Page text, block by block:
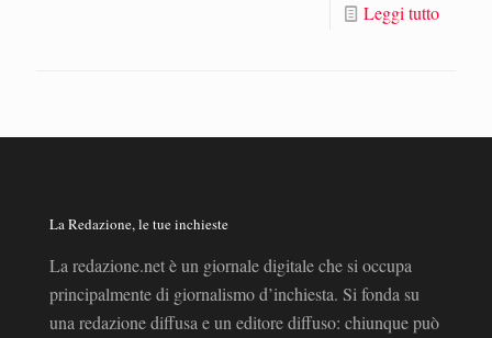
Leggi tutto
La Redazione, le tue inchieste
La redazione.net è un giornale digitale che si occupa
principalmente di giornalismo d’inchiesta. Si fonda su
una redazione diffusa e un editore diffuso: chiunque può